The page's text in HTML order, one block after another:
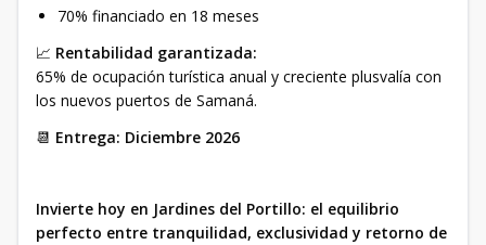
70% financiado en 18 meses
📈 Rentabilidad garantizada:
65% de ocupación turística anual y creciente plusvalía con
los nuevos puertos de Samaná.
📆 Entrega: Diciembre 2026
Invierte hoy en Jardines del Portillo: el equilibrio
perfecto entre tranquilidad, exclusividad y retorno de